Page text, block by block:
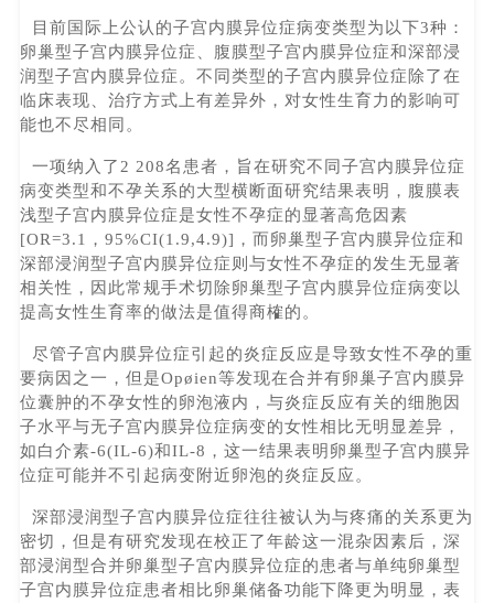
目前国际上公认的子宫内膜异位症病变类型为以下3种：
卵巢型子宫内膜异位症、腹膜型子宫内膜异位症和深部浸
润型子宫内膜异位症。不同类型的子宫内膜异位症除了在
临床表现、治疗方式上有差异外，对女性生育力的影响可
能也不尽相同。
一项纳入了2 208名患者，旨在研究不同子宫内膜异位症
病变类型和不孕关系的大型横断面研究结果表明，腹膜表
浅型子宫内膜异位症是女性不孕症的显著高危因素
[OR=3.1，95%CI(1.9,4.9)]，而卵巢型子宫内膜异位症和
深部浸润型子宫内膜异位症则与女性不孕症的发生无显著
相关性，因此常规手术切除卵巢型子宫内膜异位症病变以
提高女性生育率的做法是值得商榷的。
尽管子宫内膜异位症引起的炎症反应是导致女性不孕的重
要病因之一，但是Opøien等发现在合并有卵巢子宫内膜异
位囊肿的不孕女性的卵泡液内，与炎症反应有关的细胞因
子水平与无子宫内膜异位症病变的女性相比无明显差异，
如白介素-6(IL-6)和IL-8，这一结果表明卵巢型子宫内膜异
位症可能并不引起病变附近卵泡的炎症反应。
深部浸润型子宫内膜异位症往往被认为与疼痛的关系更为
密切，但是有研究发现在校正了年龄这一混杂因素后，深
部浸润型合并卵巢型子宫内膜异位症的患者与单纯卵巢型
子宫内膜异位症患者相比卵巢储备功能下降更为明显，表